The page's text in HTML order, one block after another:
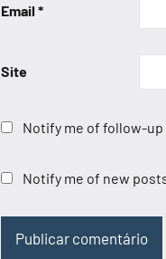
Email *
Site
Notify me of follow-up
Notify me of new